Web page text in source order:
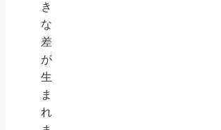
き
な
差
が
生
ま
れ